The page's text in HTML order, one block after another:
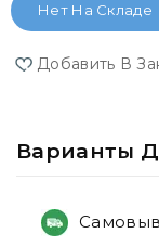
Нет На Складе
Добавить В
Варианты